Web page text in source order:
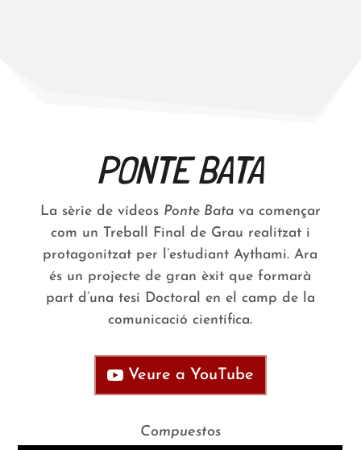
PONTE BATA
La sèrie de vídeos Ponte Batava començar
com un Treball Final de Grau realitzat i
protagonitzat per l’estudiant Aythami. Ara
és un projecte de gran èxit que formarà
part d’una tesi Doctoral en el camp de la
comunicació científica.
Veure a YouTube
Compuestos